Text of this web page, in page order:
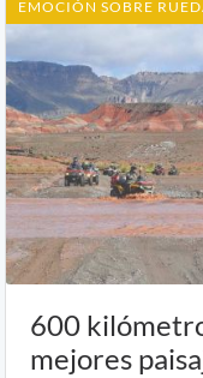
EMOCIÓN SOBRE
600
mejores